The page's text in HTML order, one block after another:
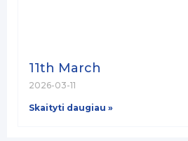
11th March
2026-03-11
Skaityti daugiau »